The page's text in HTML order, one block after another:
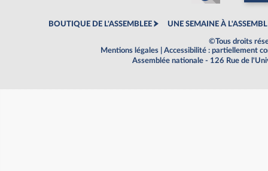
BOUTIQUE DE L'ASSEMBLEE UNE SEMAINE À
©Tous droits
Mentions légales
Accessibilité : partiellement
Assemblée nationale - 126 Rue de